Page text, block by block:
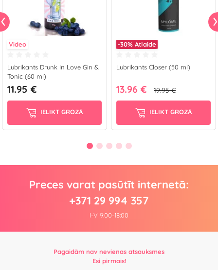
Video
Lubrikants Drunk In Love Gin &
Tonic (60 ml)
11.95 €
IELIKT GROZĀ
-30% Atlaide
Lubrikants Closer (50 ml)
13.96 € 19.95 €
IELIKT GROZĀ
Preces varat pasūtīt internetā:
+371 29 994 357
I-V 9:00-18:00
Pagaidām nav nevienas atsauksmes
Esi pirmais!